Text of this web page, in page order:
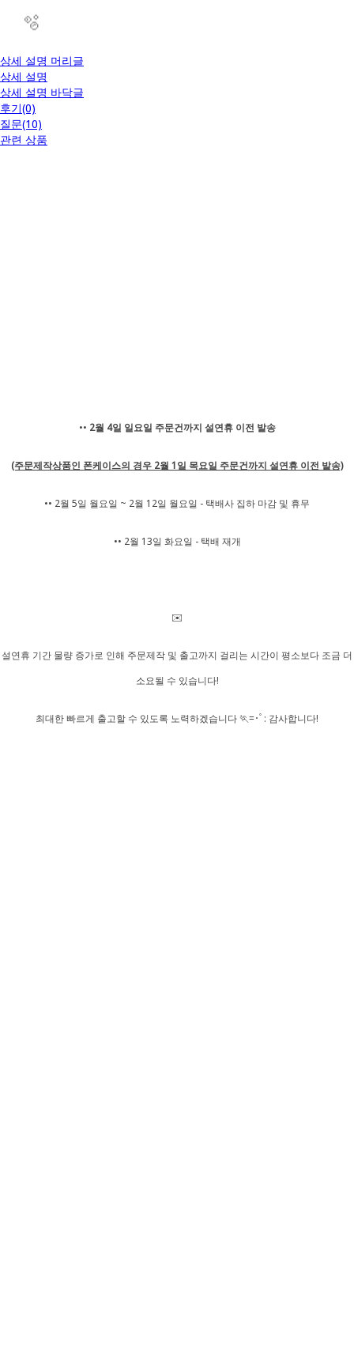
상세 설명 머리글
상세 설명
상세 설명 바닥글
후기(0)
질문(10)
관련 상품
•• 2월 4일 일요일 주문건까지 설연휴 이전 발송
(주문제작상품인 폰케이스의 경우 2월 1일 목요일 주문건까지 설연휴 이전 발송)
•• 2월 5일 월요일 ~ 2월 12일 월요일 - 택배사 집하 마감 및 휴무
•• 2월 13일 화요일 - 택배 재개
✉️
설연휴 기간 물량 증가로 인해 주문제작 및 출고까지 걸리는 시간이 평소보다 조금 더
소요될 수 있습니다!
최대한 빠르게 출고할 수 있도록 노력하겠습니다 🏃=･ﾟ: 감사합니다!